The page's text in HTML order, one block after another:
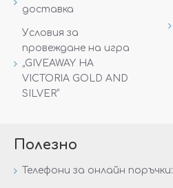
доставка
Условия за
провеждане на игра
„GIVEAWAY НА
VICTORIA GOLD AND
SILVER“
Полезно
Телефони за онлайн поръчки: